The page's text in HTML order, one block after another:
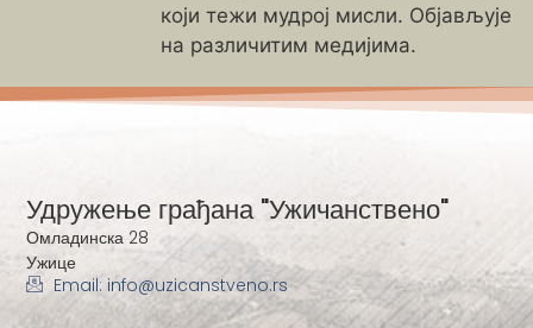
који тежи мудрој мисли. Објављује
на различитим медијима.
Удружење грађана "Ужичанствено"
Омладинска 28
Ужице
Email: info@uzicanstveno.rs